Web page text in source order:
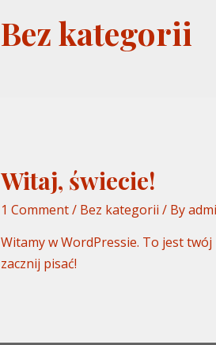
Bez kategorii
Witaj, świecie!
1 Comment/ Bez kategorii / By
Witamy w WordPressie. To jest
zacznij pisać!